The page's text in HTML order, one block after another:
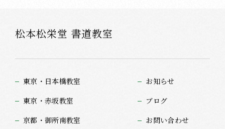
松本松栄堂 書道教室
東京・日本橋教室
東京・赤坂教室
京都・御所南教室
お知らせ
ブログ
お問い合わせ